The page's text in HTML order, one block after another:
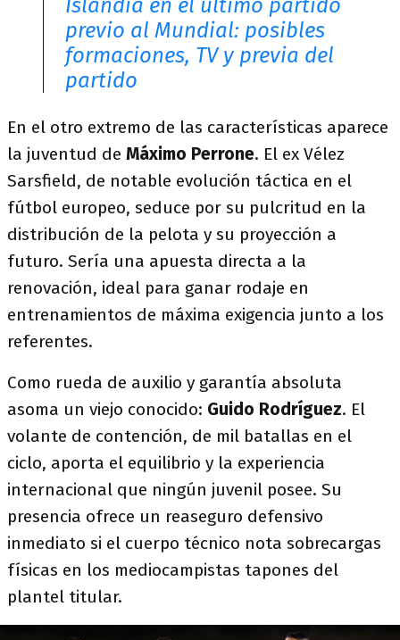
Islandia en el último partido
previo al Mundial: posibles
formaciones, TV y previa del
partido
En el otro extremo de las características aparece
la juventud de Máximo Perrone. El ex Vélez
Sarsfield, de notable evolución táctica en el
fútbol europeo, seduce por su pulcritud en la
distribución de la pelota y su proyección a
futuro. Sería una apuesta directa a la
renovación, ideal para ganar rodaje en
entrenamientos de máxima exigencia junto a los
referentes.
Como rueda de auxilio y garantía absoluta
asoma un viejo conocido: Guido Rodríguez. El
volante de contención, de mil batallas en el
ciclo, aporta el equilibrio y la experiencia
internacional que ningún juvenil posee. Su
presencia ofrece un reaseguro defensivo
inmediato si el cuerpo técnico nota sobrecargas
físicas en los mediocampistas tapones del
plantel titular.